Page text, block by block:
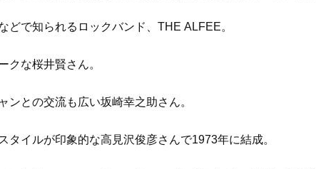
で知られるロックバンド、THE ALFEE。
クな桜井賢さん。
との交流も広い坂崎幸之助さん。
イルが印象的な高見沢俊彦さんで1973年に結成。